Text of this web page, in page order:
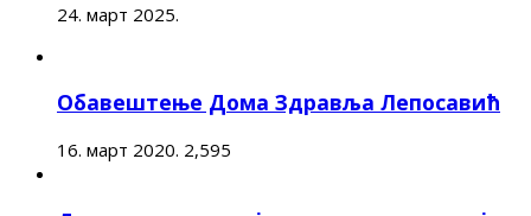
24. март 2025.
Обавештење Дома Здравља Лепосавић
16. март 2020. 2,595